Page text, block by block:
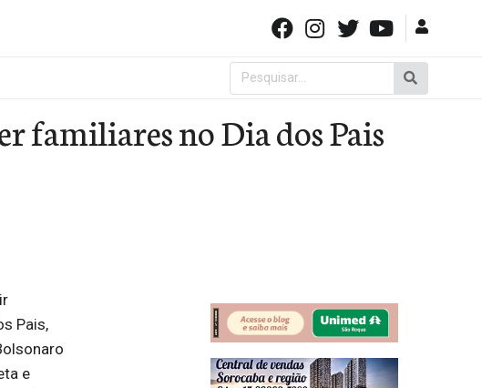
Pesquisar
por:
familiares no Dia dos Pais
Pais,
e